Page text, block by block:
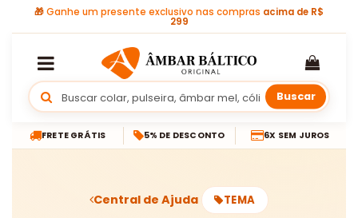
🎁Ganhe um presente exclusivo nas compras acima de R$
299
Buscar
FRETE GRÁTIS 5% DE DESCONTO 6X SEM JUROS
Central de Ajuda TEMA